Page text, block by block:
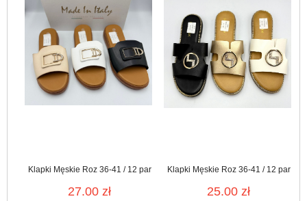
Klapki Męskie Roz 36-41 / 12 par
27.00 zł
Klapki Męskie Roz 36-41 / 12 par
25.00 zł